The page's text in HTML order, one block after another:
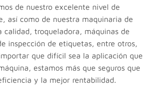
de nuestro excelente nivel de
así como de nuestra maquinaria de
calidad, troqueladora, máquinas de
inspección de etiquetas, entre otros,
que difícil sea la aplicación que
estamos más que seguros que
y la mejor rentabilidad.